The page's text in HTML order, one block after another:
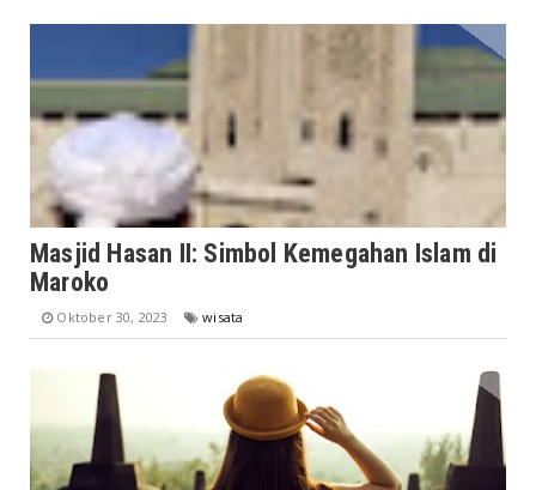
Masjid Hasan II: Simbol Kemegahan Islam di
Maroko
Oktober 30, 2023 wisata